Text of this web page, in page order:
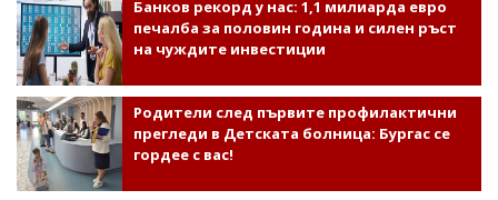
Банков рекорд у нас: 1,1 милиарда евро
печалба за половин година и силен ръст
на чуждите инвестиции
Родители след първите профилактични
прегледи в Детската болница: Бургас се
гордее с вас!